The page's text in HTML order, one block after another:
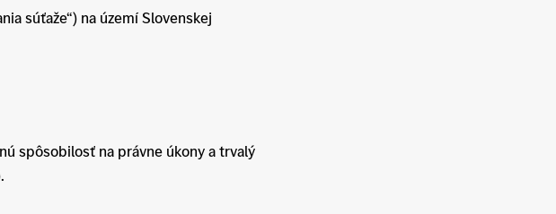
súťaže“) na území Slovenskej
spôsobilosť na právne úkony a trvalý